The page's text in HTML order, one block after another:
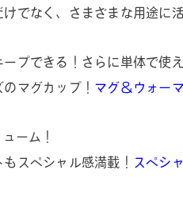
でなく、さまざまな用途に
プできる！さらに単体で使
マグカップ！ マグ＆ウォー
ーム！
スペシャル感満載！
スペシ